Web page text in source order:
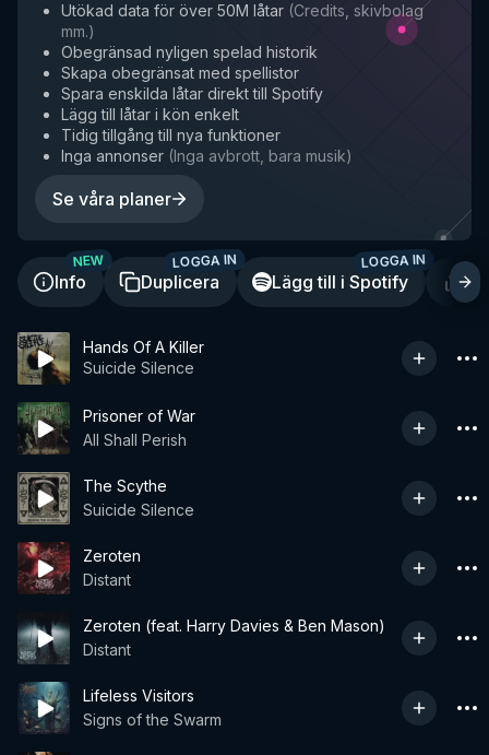
Utökad data för över 50M låtar (Credits, skivbolag
mm.)
Obegränsad nyligen spelad historik
Skapa obegränsat med spellistor
Spara enskilda låtar direkt till Spotify
Lägg till låtar i kön enkelt
Tidig tillgång till nya funktioner
Inga annonser (Inga avbrott, bara musik)
Se våra planer
Info
NEW
Duplicera
LOGGA IN
Lägg till i Spotify
LOGGA IN
Hands Of A Killer
Suicide Silence
Prisoner of War
All Shall Perish
The Scythe
Suicide Silence
Zeroten
Distant
Zeroten (feat. Harry Davies & Ben Mason)
Distant
Lifeless Visitors
Signs of the Swarm